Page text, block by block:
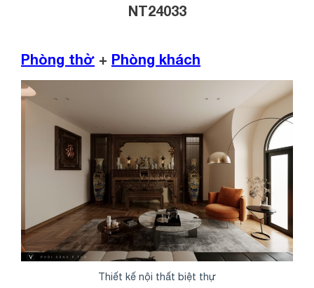
NT24033
Phòng thờ + Phòng khách
Thiết kế nội thất biệt thự